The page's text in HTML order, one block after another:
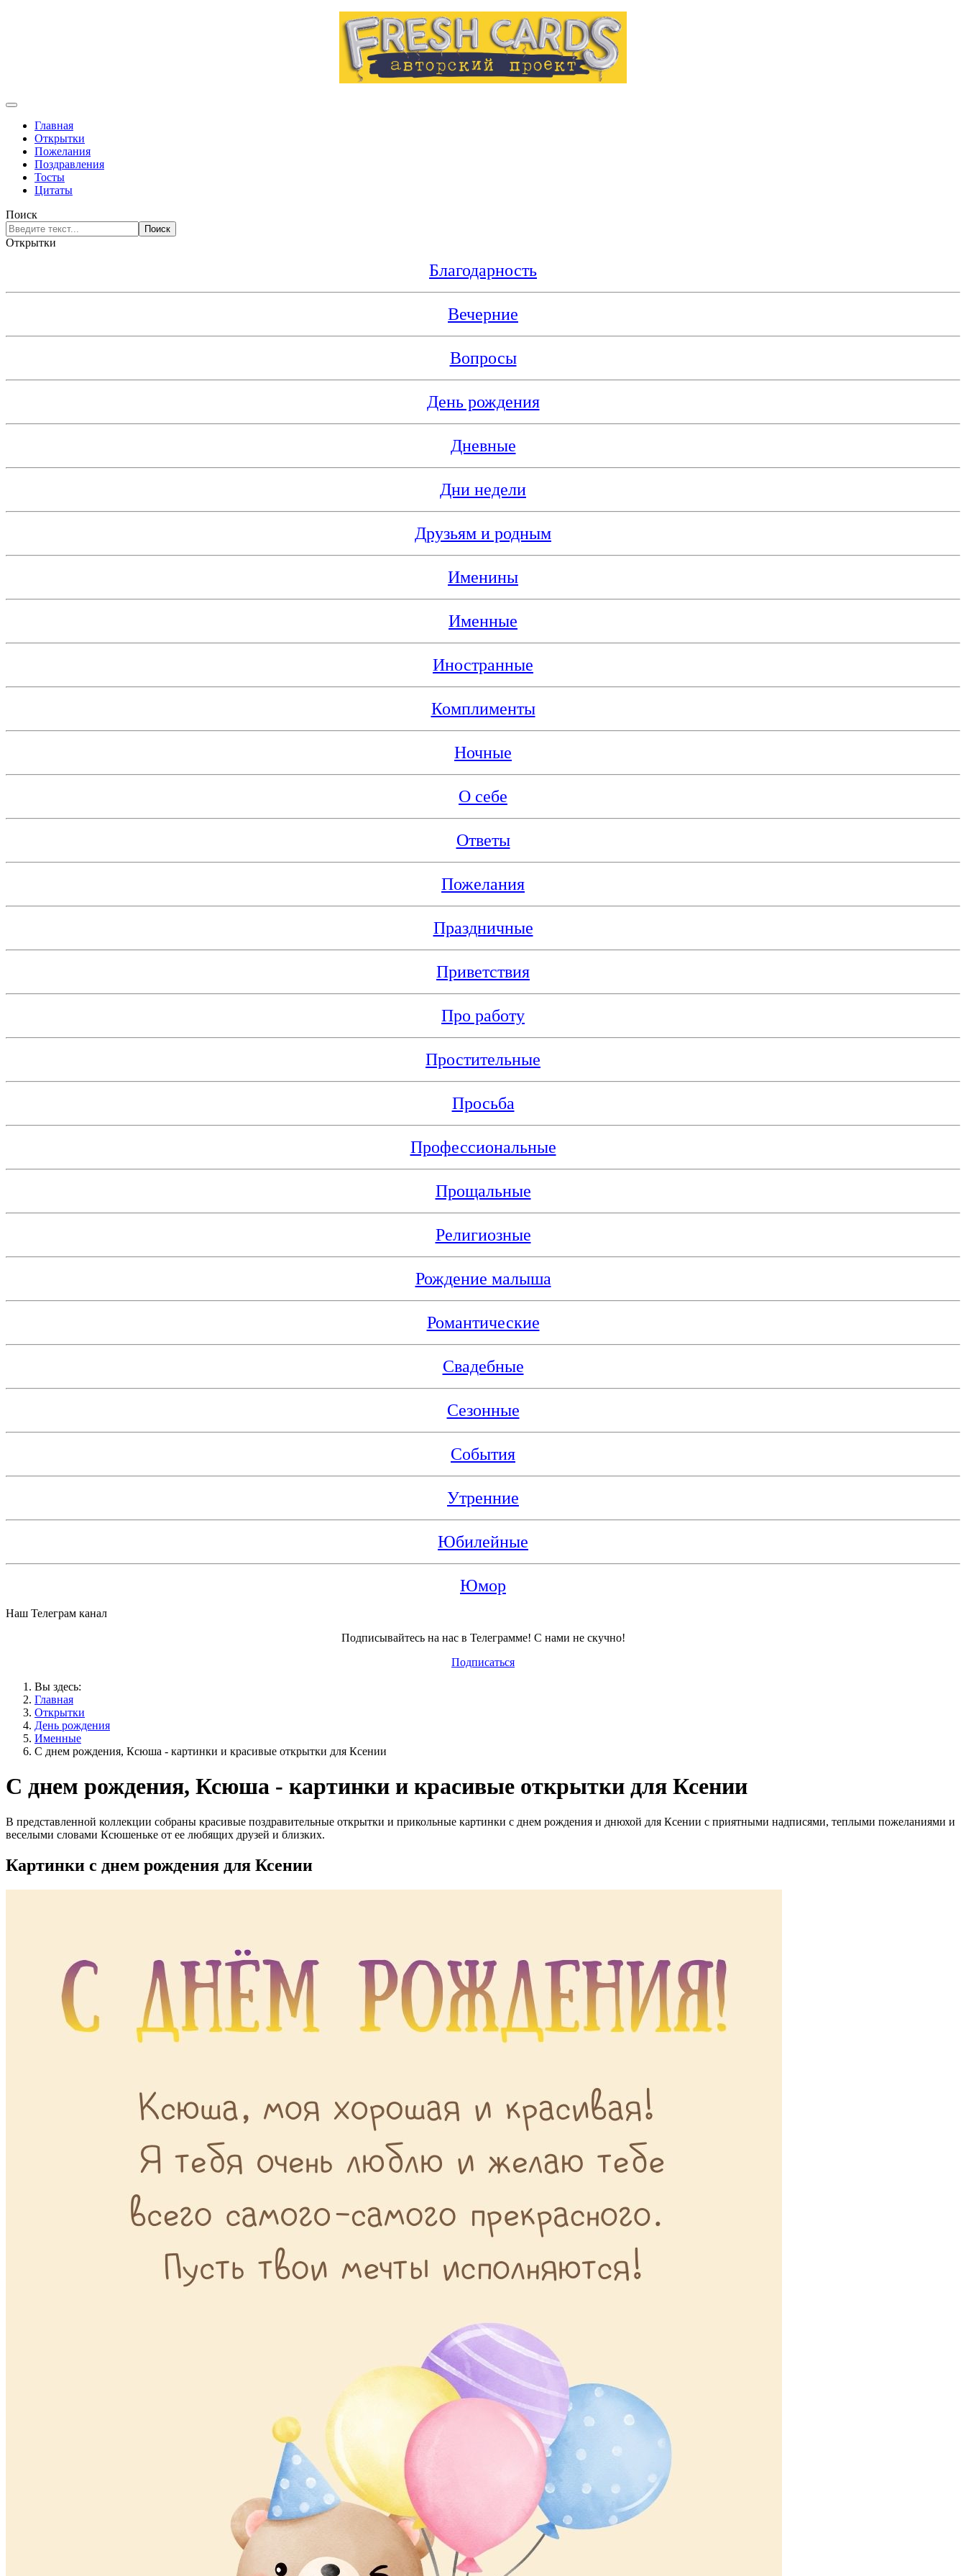
Главная
Открытки
Пожелания
Поздравления
Тосты
Цитаты
Поиск
Поиск
Открытки
Благодарность
Вечерние
Вопросы
День рождения
Дневные
Дни недели
Друзьям и родным
Именины
Именные
Иностранные
Комплименты
Ночные
О себе
Ответы
Пожелания
Праздничные
Приветствия
Про работу
Простительные
Просьба
Профессиональные
Прощальные
Религиозные
Рождение малыша
Романтические
Свадебные
Сезонные
События
Утренние
Юбилейные
Юмор
Наш Телеграм канал
Подписывайтесь на нас в Телеграмме! С нами не скучно!
Подписаться
Вы здесь:
Главная
Открытки
День рождения
Именные
С днем рождения, Ксюша - картинки и красивые открытки для Ксении
С днем рождения, Ксюша - картинки и красивые открытки для Ксении
В представленной коллекции собраны красивые поздравительные открытки и прикольные картинки с днем рождения и днюхой для Ксении с приятными надписями, теплыми пожеланиями и
веселыми словами Ксюшеньке от ее любящих друзей и близких.
Картинки с днем рождения для Ксении